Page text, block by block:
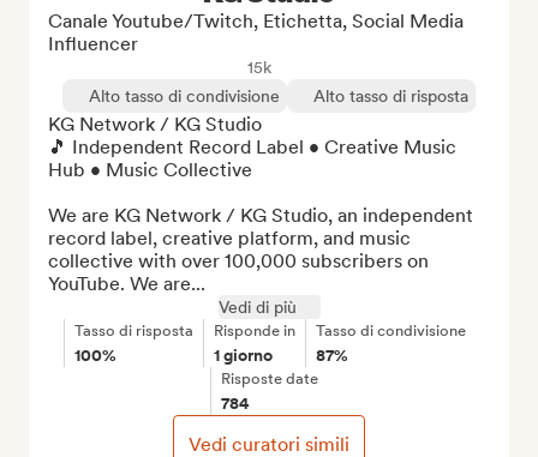
Canale Youtube/Twitch, Etichetta, Social Media
Influencer
15k
Alto tasso di condivisione
Alto tasso di risposta
KG Network / KG Studio
🎵 Independent Record Label • Creative Music
Hub • Music Collective
We are KG Network / KG Studio, an independent
record label, creative platform, and music
collective with over 100,000 subscribers on
YouTube. We are...
Vedi di più
Tasso di risposta
100%
Risponde in
1 giorno
Tasso di condivisione
87%
Risposte date
784
Vedi curatori simili